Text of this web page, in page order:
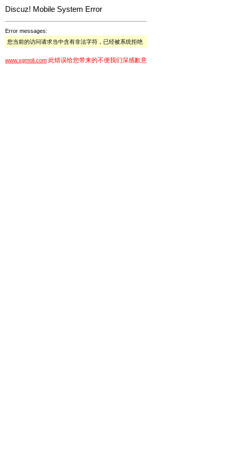
Discuz! Mobile System Error
Error messages:
您当前的访问请求当中含有非法字符，已经被系统拒绝
www.xgmoli.com 此错误给您带来的不便我们深感歉意